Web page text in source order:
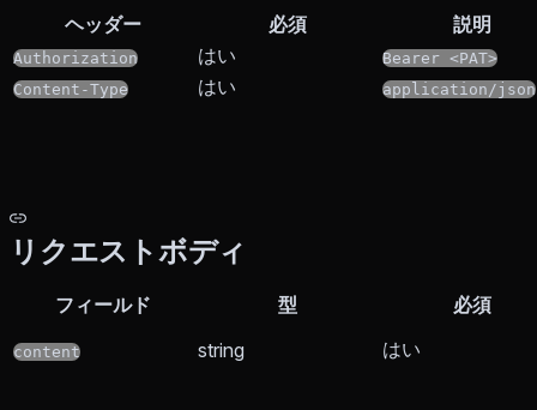
ヘッダー 必須 説明
Authorization はい
Bearer <PAT>
Content-Type
はい application/json
リクエストボディ
フィールド 型 必須
content string はい